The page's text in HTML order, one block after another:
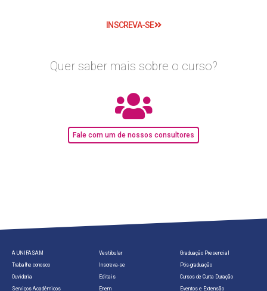
INSCREVA-SE
Quer saber mais sobre o curso?
Fale com um de nossos consultores
A UNIFASAM
Trabalhe conosco
Ouvidoria
Serviços Acadêmicos
Vestibular
Inscreva-se
Editais
Enem
Graduação Presencial
Pós-graduação
Cursos de Curta Duração
Eventos e Extensão